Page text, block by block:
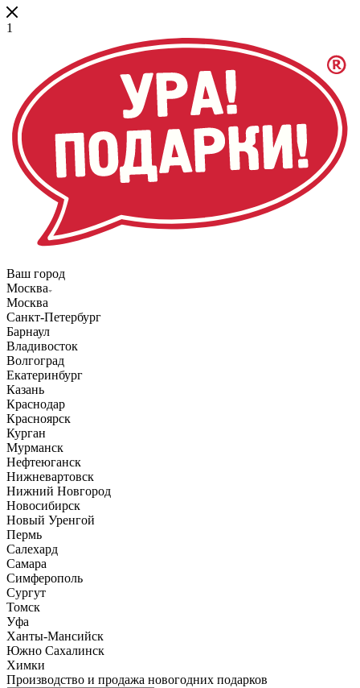
1
Ваш город
Москва
Москва
Санкт-Петербург
Барнаул
Владивосток
Волгоград
Екатеринбург
Казань
Краснодар
Красноярск
Курган
Мурманск
Нефтеюганск
Нижневартовск
Нижний Новгород
Новосибирск
Новый Уренгой
Пермь
Салехард
Самара
Симферополь
Сургут
Томск
Уфа
Ханты-Мансийск
Южно Сахалинск
Химки
Производство и продажа новогодних подарков